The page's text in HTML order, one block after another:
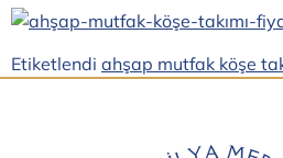
Etiketlendi ahşap mutfak köşe